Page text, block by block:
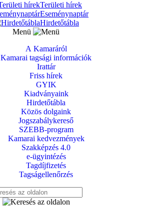
Területi hírek
Eseménynaptár
Hirdetőtábla
Menü
A Kamaráról
Kamarai tagsági információk
Irattár
Friss hírek
GYIK
Kiadványaink
Hirdetőtábla
Közös dolgaink
Jogszabálykereső
SZEBB-program
Kamarai kedvezmények
Szakképzés 4.0
e-ügyintézés
Tagdíjfizetés
Tagságellenőrzés